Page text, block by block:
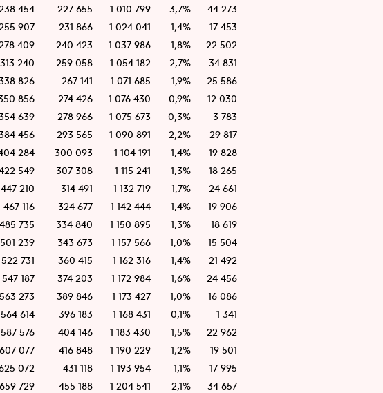
454 227 655 1 010 799 3,7%
44 273
907 231 866 1 024 041 1,4%
17 453
409 240 423 1 037 986 1,8%
22 502
240 259 058 1 054 182 2,7%
34 831
826 267 141 1 071 685 1,9%
25 586
856 274 426 1 076 430 0,9%
12 030
639 278 966 1 075 673 0,3%
3 783
456 293 565 1 090 891 2,2%
29 817
284 300 093 1 104 191 1,4%
19 828
549 307 308 1 115 241 1,3%
18 265
447 210 314 491 1 132 719 1,7%
24 661
467 116 324 677 1 142 444 1,4%
19 906
735 334 840 1 150 895 1,3%
18 619
239 343 673 1 157 566 1,0%
15 504
522 731 360 415 1 162 316 1,4%
21 492
547 187 374 203 1 172 984 1,6%
24 456
273 389 846 1 173 427 1,0%
16 086
564 614 396 183 1 168 431 0,1%
1 341
587 576 404 146 1 183 430 1,5%
22 962
077 416 848 1 190 229 1,2%
19 501
072 431 118 1 193 954 1,1%
17 995
729 455 188 1 204 541 2,1%
34 657